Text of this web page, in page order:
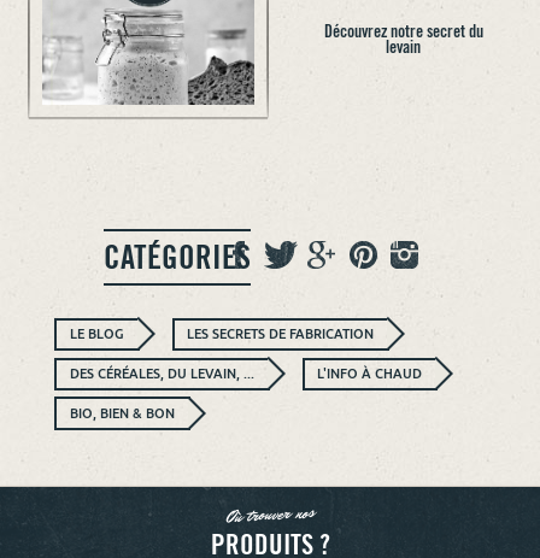
Découvrez notre secret du
levain
CATÉGORIES
LE BLOG LES SECRETS DE FABRICATION
DES CÉRÉALES, DU LEVAIN, ... L'INFO À CHAUD
BIO, BIEN & BON
Où trouver nos
PRODUITS ?